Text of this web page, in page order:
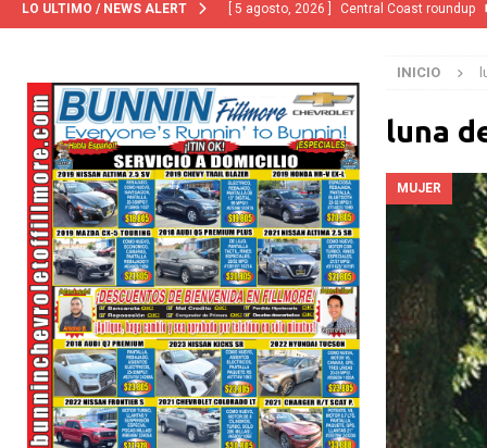
LO ULTIMO / NEWS ALERT [ 5 agosto, 2026 ] Central Coast roundup
“terroristas extranjeros”
[ 2 julio, 2024 ] Colombia apaga el ‘efecto
[ 29 marzo, 2024 ] Corte Suprema
INMIGRACIÓN
[ 1 marzo, 2024 ] Potente tormenta
NACIONALES
[ 5 agosto, 2026 ] Resumen internacional
[ 5 agosto, 2026 ] International roundup
INICIO
luna
MUJER